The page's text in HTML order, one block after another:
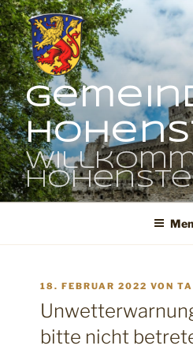
Zum
Inhalt
springen
VERÖFFENTLICHT
AM
18. FEBRUAR 2022 VON
bitte nicht